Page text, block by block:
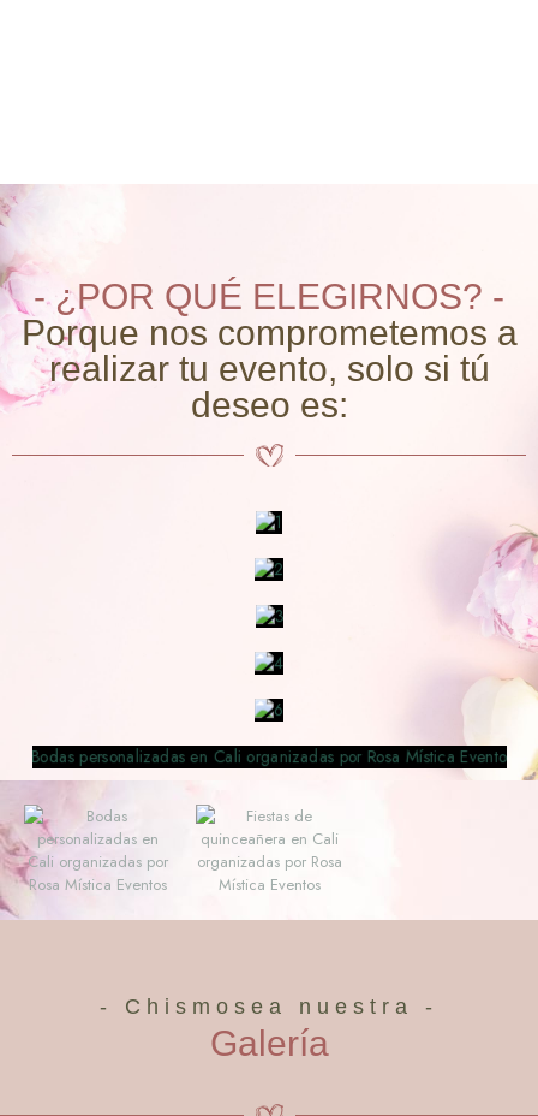
- ¿POR QUÉ ELEGIRNOS? -
Porque nos comprometemos a
realizar tu evento, solo si tú
deseo es:
- Chismosea nuestra -
Galería